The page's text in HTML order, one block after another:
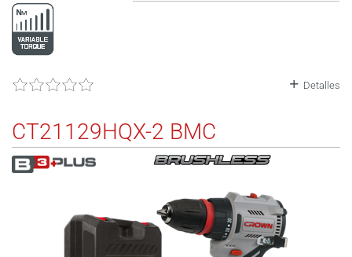
Detalles
CT21129HQX-2 BMC